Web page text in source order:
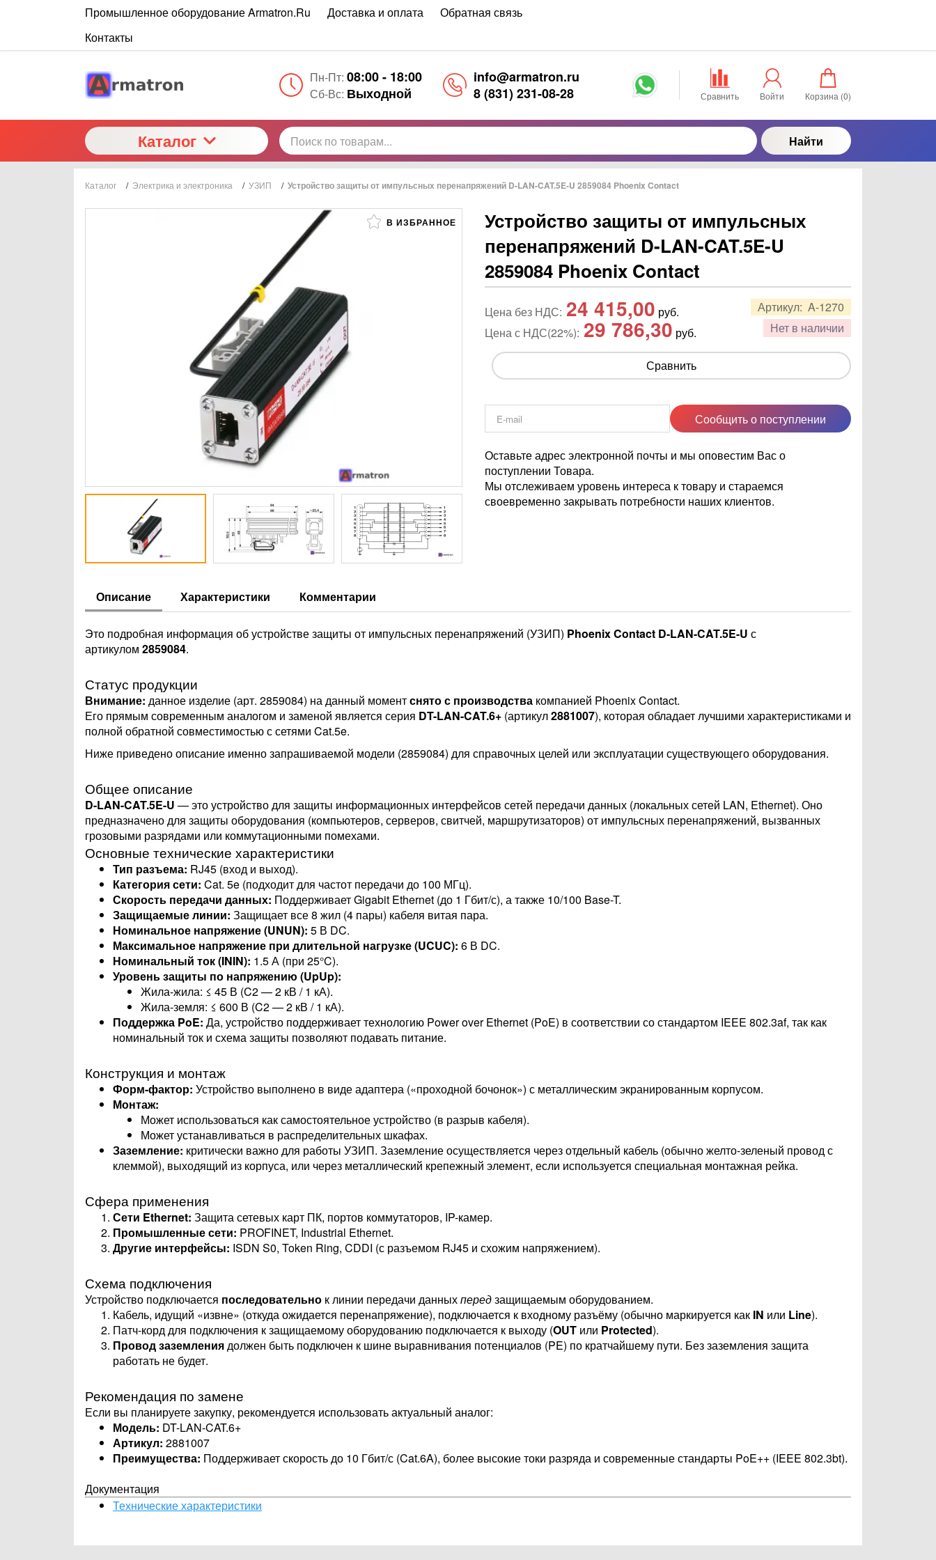
Промышленное оборудование Armatron.Ru Доставка и оплата
Обратная связь
Контакты
Пн-Пт: 08:00 - 18:00
Сб-Вс: Выходной
info@armatron.ru
8 (831) 231-08-28
Сравнить Войти Корзина (0)
Каталог Найти
Каталог / Электрика и электроника / УЗИП / Устройство защиты от импульсных перенапряжений D-LAN-CAT.5E-U 2859084 Phoenix Contact
В ИЗБРАННОЕ
Устройство защиты от импульсных
перенапряжений D-LAN-CAT.5E-U
2859084 Phoenix Contact
Артикул: A-1270
Нет в наличии
Цена без НДС: 24 415,00 руб.
Цена с НДС(22%): 29 786,30 руб.
Сравнить
Сообщить о поступлении
Оставьте адрес электронной почты и мы оповестим Вас о
поступлении Товара.
Мы отслеживаем уровень интереса к товару и стараемся
своевременно закрывать потребности наших клиентов.
Описание Характеристики Комментарии
Это подробная информация об устройстве защиты от импульсных перенапряжений (УЗИП) Phoenix Contact D-LAN-CAT.5E-U с
артикулом 2859084.
Статус продукции
Внимание: данное изделие (арт. 2859084) на данный моментснято с производства компанией Phoenix Contact.
Его прямым современным аналогом и заменой является серия DT-LAN-CAT.6+ (артикул2881007), которая обладает лучшими характеристиками и
полной обратной совместимостью с сетями Cat.5e.
Ниже приведено описание именно запрашиваемой модели (2859084) для справочных целей или эксплуатации существующего оборудования.
Общее описание
D-LAN-CAT.5E-U — это устройство для защиты информационных интерфейсов сетей передачи данных (локальных сетей LAN, Ethernet). Оно
предназначено для защиты оборудования (компьютеров, серверов, свитчей, маршрутизаторов) от импульсных перенапряжений, вызванных
грозовыми разрядами или коммутационными помехами.
Основные технические характеристики
Тип разъема: RJ45 (вход и выход).
Категория сети: Cat. 5e (подходит для частот передачи до 100 МГц).
Скорость передачи данных: Поддерживает Gigabit Ethernet (до 1 Гбит/с), а также 10/100 Base-T.
Защищаемые линии: Защищает все 8 жил (4 пары) кабеля витая пара.
Номинальное напряжение (UNUN​): 5 В DC.
Максимальное напряжение при длительной нагрузке (UCUC​): 6 В DC.
Номинальный ток (ININ​): 1.5 А (при 25°C).
Уровень защиты по напряжению (UpUp​):
Жила-жила: ≤ 45 В (C2 — 2 кВ / 1 кА).
Жила-земля: ≤ 600 В (C2 — 2 кВ / 1 кА).
Поддержка PoE: Да, устройство поддерживает технологию Power over Ethernet (PoE) в соответствии со стандартом IEEE 802.3af, так как
номинальный ток и схема защиты позволяют подавать питание.
Конструкция и монтаж
Форм-фактор: Устройство выполнено в виде адаптера («проходной бочонок») с металлическим экранированным корпусом.
Монтаж:
Может использоваться как самостоятельное устройство (в разрыв кабеля).
Может устанавливаться в распределительных шкафах.
Заземление: критически важно для работы УЗИП. Заземление осуществляется через отдельный кабель (обычно желто-зеленый провод с
клеммой), выходящий из корпуса, или через металлический крепежный элемент, если используется специальная монтажная рейка.
Сфера применения
Сети Ethernet: Защита сетевых карт ПК, портов коммутаторов, IP-камер.
Промышленные сети: PROFINET, Industrial Ethernet.
Другие интерфейсы: ISDN S0, Token Ring, CDDI (с разъемом RJ45 и схожим напряжением).
Схема подключения
Устройство подключается последовательно к линии передачи данныхпередзащищаемым оборудованием.
Кабель, идущий «извне» (откуда ожидается перенапряжение), подключается к входному разъёму (обычно маркируется как IN или Line).
Патч-корд для подключения к защищаемому оборудованию подключается к выходу (OUT или Protected).
Провод заземлениядолжен быть подключен к шине выравнивания потенциалов (PE) по кратчайшему пути. Без заземления защита
работать не будет.
Рекомендация по замене
Если вы планируете закупку, рекомендуется использовать актуальный аналог:
Модель: DT-LAN-CAT.6+
Артикул: 2881007
Преимущества: Поддерживает скорость до 10 Гбит/с (Cat.6A), более высокие токи разряда и современные стандарты PoE++ (IEEE 802.3bt).
Документация
Технические характеристики